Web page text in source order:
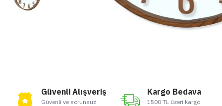
Güvenli Alışveriş
Güvenli ve sorunsuz
Kargo Bedava
1500 TL üzeri kargo